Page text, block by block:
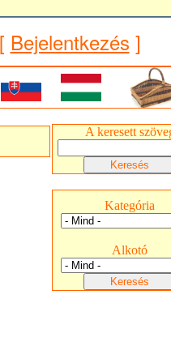
Bejelentkezés ]
A keresett
Kategória
Alkotó